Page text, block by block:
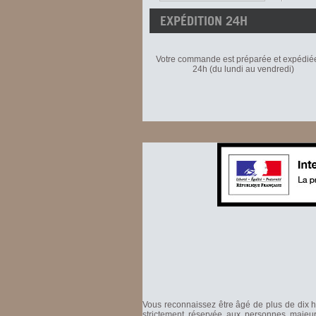
EXPÉDITION 24H
Votre commande est préparée et
24h (du lundi au vendredi)
Vous reconnaissez être âgé de plus de dix